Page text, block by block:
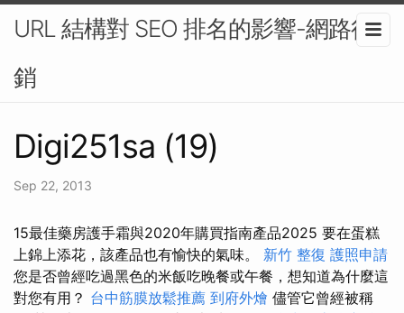
URL 結構對 SEO 排名的影響-網路行
銷
Digi251sa (19)
Sep 22, 2013
15最佳藥房護手霜與2020年購買指南產品2025 要在蛋糕
上錦上添花，該產品也有愉快的氣味。 新竹 整復 護照申請
您是否曾經吃過黑色的米飯吃晚餐或午餐，想知道為什麼這
對您有用？ 台中筋膜放鬆推薦 到府外燴 儘管它曾經被稱